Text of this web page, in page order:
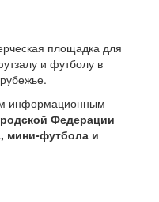
площадка для
и футболу в
информационным
Федерации
мини-футбола и